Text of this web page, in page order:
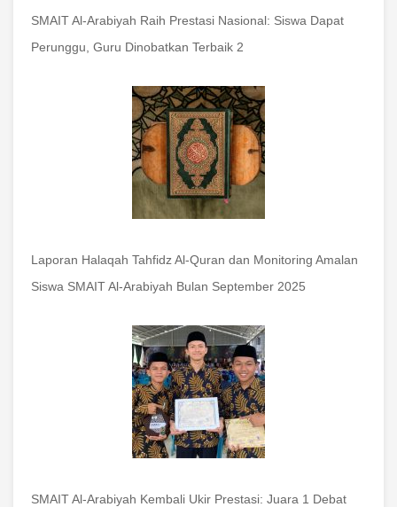
SMAIT Al-Arabiyah Raih Prestasi Nasional: Siswa Dapat
Perunggu, Guru Dinobatkan Terbaik 2
Laporan Halaqah Tahfidz Al-Quran dan Monitoring Amalan
Siswa SMAIT Al-Arabiyah Bulan September 2025
SMAIT Al-Arabiyah Kembali Ukir Prestasi: Juara 1 Debat